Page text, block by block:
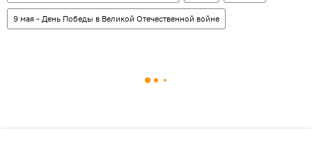
9 мая - День Победы в Великой Отечественной войне